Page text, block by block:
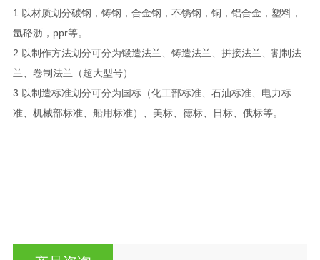
1.以材质划分碳钢，铸钢，合金钢，不锈钢，铜，铝合金，塑料，
氩硌沥，ppr等。
2.以制作方法划分可分为锻造法兰、铸造法兰、拼接法兰、割制法
兰、卷制法兰（超大型号）
3.以制造标准划分可分为国标（化工部标准、石油标准、电力标
准、机械部标准、船用标准）、美标、德标、日标、俄标等。